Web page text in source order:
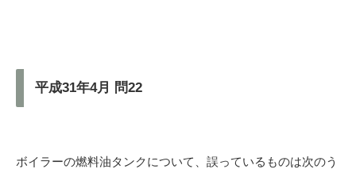
平成31年4月 問22
ボイラーの燃料油タンクについて、誤っているものは次のう